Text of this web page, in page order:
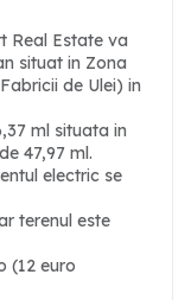
Real Estate va
situat in Zona
de Ulei) in
ml situata in
47,97 ml.
electric se
terenul este
(12 euro